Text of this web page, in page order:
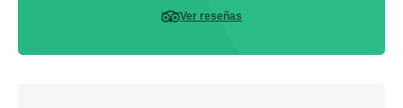
Ver reseñas